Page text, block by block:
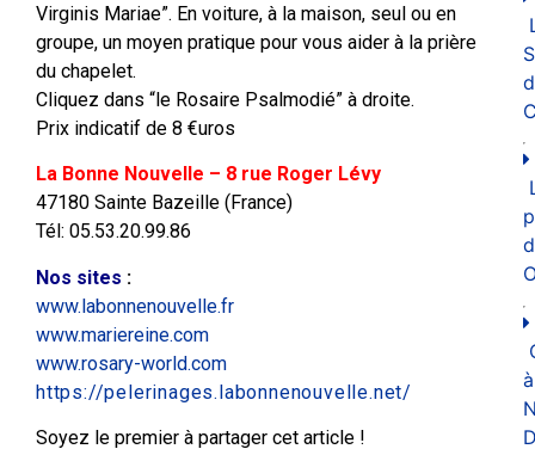
Virginis Mariae”. En voiture, à la maison, seul ou en
groupe, un moyen pratique pour vous aider à la prière
du chapelet.
Cliquez dans “le Rosaire Psalmodié” à droite.
Prix indicatif de 8 €uros
La Bonne Nouvelle – 8 rue Roger Lévy
47180 Sainte Bazeille (France)
Tél: 05.53.20.99.86
Nos sites :
www.labonnenouvelle.fr
www.mariereine.com
www.rosary-world.com
https://pelerinages.labonnenouvelle.net/
Soyez le premier à partager cet article !
à